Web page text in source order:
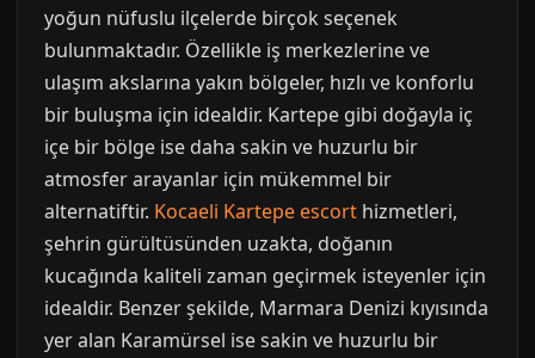
yoğun nüfuslu ilçelerde birçok seçenek
bulunmaktadır. Özellikle iş merkezlerine ve
ulaşım akslarına yakın bölgeler, hızlı ve konforlu
bir buluşma için idealdir. Kartepe gibi doğayla iç
içe bir bölge ise daha sakin ve huzurlu bir
atmosfer arayanlar için mükemmel bir
alternatiftir. Kocaeli Kartepe escort hizmetleri,
şehrin gürültüsünden uzakta, doğanın
kucağında kaliteli zaman geçirmek isteyenler için
idealdir. Benzer şekilde, Marmara Denizi kıyısında
yer alan Karamürsel ise sakin ve huzurlu bir